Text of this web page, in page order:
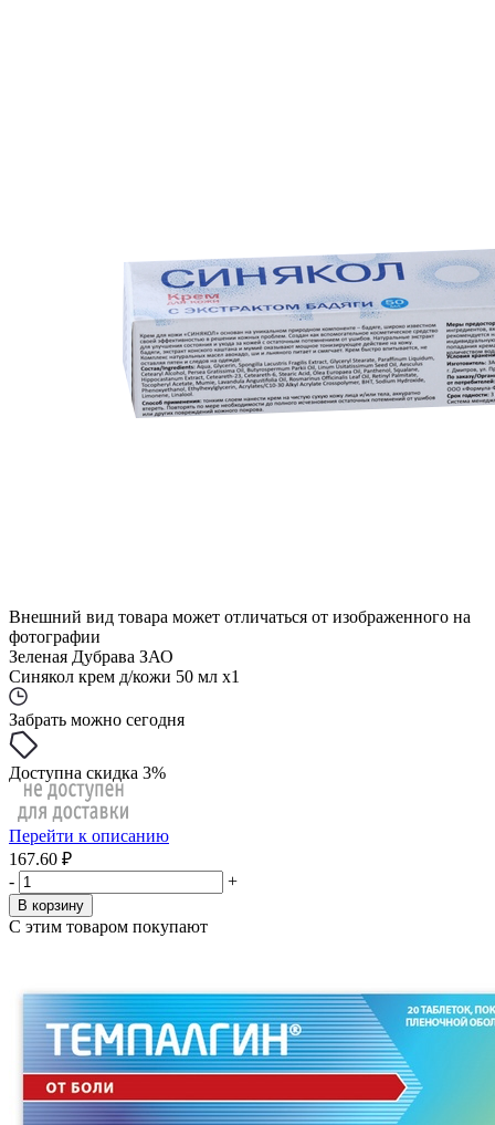
Внешний вид товара может отличаться от изображенного на
фотографии
Зеленая Дубрава ЗАО
Синякол крем д/кожи 50 мл x1
Забрать можно сегодня
Доступна скидка 3%
Перейти к описанию
167.60 ₽
-
+
В корзину
С этим товаром покупают